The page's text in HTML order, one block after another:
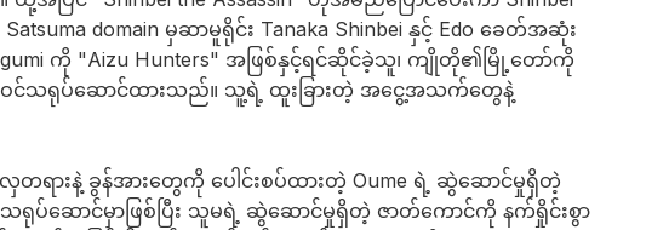
domain မှဆာမူရိုင်း Tanaka Shinbei နှင့် Edo ခေတ်အဆုံး
ကို "Aizu Hunters" အဖြစ်နှင့်ရင်ဆိုင်ခဲ့သူ၊ ကျိုတို၏မြို့တော်ကို
မှပါဝင်သရုပ်ဆောင်ထားသည်။ သူ့ရဲ့ ထူးခြားတဲ့ အငွေ့အသက်တွေနဲ့
လှတရားနဲ့ ခွန်အားတွေကို ပေါင်းစပ်ထားတဲ့ Oume ရဲ့ ဆွဲဆောင်မှုရှိတဲ့
ရုပ်ဆောင်မှာဖြစ်ပြီး သူမရဲ့ ဆွဲဆောင်မှုရှိတဲ့ ဇာတ်ကောင်ကို နက်ရှိုင်းစွာ